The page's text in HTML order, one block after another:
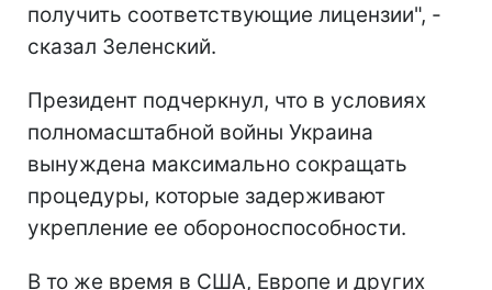
получить соответствующие лицензии", -
сказал Зеленский.
Президент подчеркнул, что в условиях
полномасштабной войны Украина
вынуждена максимально сокращать
процедуры, которые задерживают
укрепление ее обороноспособности.
В то же время в США, Европе и других